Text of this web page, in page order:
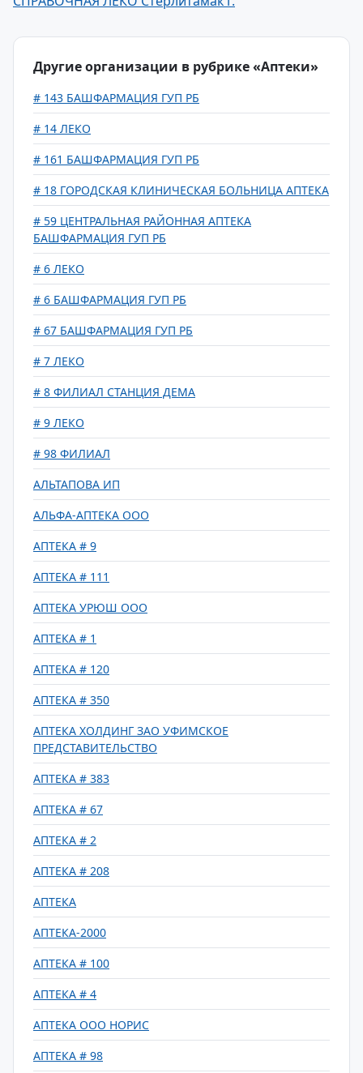
Другие организации в рубрике «Аптеки»
# 143 БАШФАРМАЦИЯ ГУП РБ
# 14 ЛЕКО
# 161 БАШФАРМАЦИЯ ГУП РБ
# 18 ГОРОДСКАЯ КЛИНИЧЕСКАЯ БОЛЬНИЦА АПТЕКА
# 59 ЦЕНТРАЛЬНАЯ РАЙОННАЯ АПТЕКА
БАШФАРМАЦИЯ ГУП РБ
# 6 ЛЕКО
# 6 БАШФАРМАЦИЯ ГУП РБ
# 67 БАШФАРМАЦИЯ ГУП РБ
# 7 ЛЕКО
# 8 ФИЛИАЛ СТАНЦИЯ ДЕМА
# 9 ЛЕКО
# 98 ФИЛИАЛ
АЛЬТАПОВА ИП
АЛЬФА-АПТЕКА ООО
АПТЕКА # 9
АПТЕКА # 111
АПТЕКА УРЮШ ООО
АПТЕКА # 1
АПТЕКА # 120
АПТЕКА # 350
АПТЕКА ХОЛДИНГ ЗАО УФИМСКОЕ
ПРЕДСТАВИТЕЛЬСТВО
АПТЕКА # 383
АПТЕКА # 67
АПТЕКА # 2
АПТЕКА # 208
АПТЕКА
АПТЕКА-2000
АПТЕКА # 100
АПТЕКА # 4
АПТЕКА ООО НОРИС
АПТЕКА # 98